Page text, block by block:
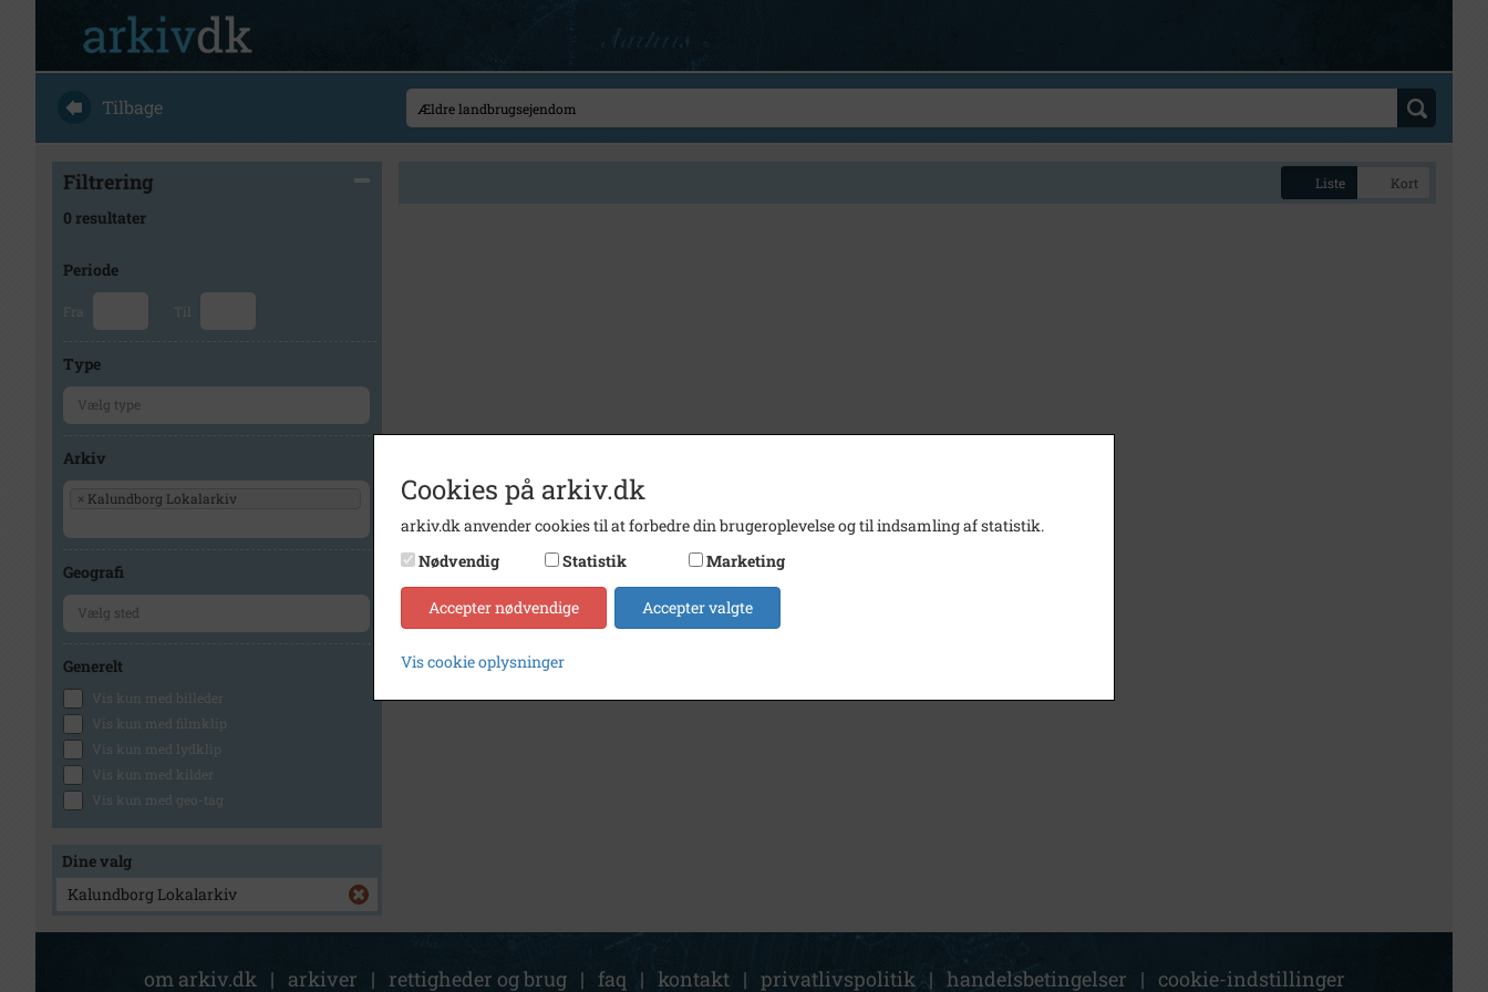
Tilbage
Filtrering
0 resultater
Periode
Fra Til
Type
Arkiv
× Kalundborg Lokalarkiv
Geografi
Generelt
Vis kun med billeder
Vis kun med filmklip
Vis kun med lydklip
Vis kun med kilder
Vis kun med geo-tag
Dine valg
Kalundborg Lokalarkiv
Liste Kort
om arkiv.dk | arkiver | rettigheder og brug | faq | kontakt | privatlivspolitik | handelsbetingelser | cookie-indstillinger
Cookies på arkiv.dk
arkiv.dk anvender cookies til at forbedre din brugeroplevelse og til indsamling af statistik.
Nødvendig
Statistik Marketing
Accepter nødvendige Accepter valgte
Vis cookie oplysninger